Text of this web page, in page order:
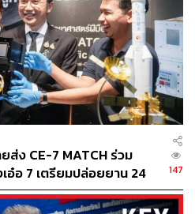
ส่ง CE-7 MATCH ร่วม
อ๋อ 7 เตรียมปล่อยยาน 24
147